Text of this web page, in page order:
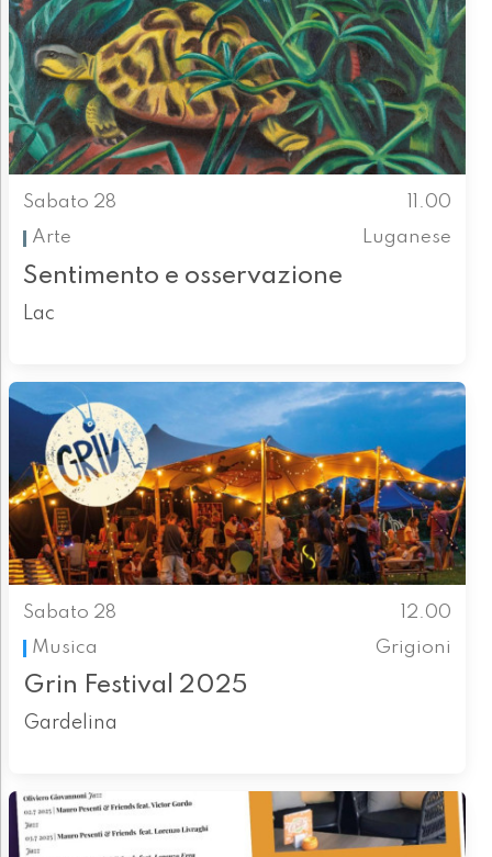
Sabato 28
11.00
Arte
Luganese
Sentimento e osservazione
Lac
Sabato 28
12.00
Musica
Grigioni
Grin Festival 2025
Gardelina